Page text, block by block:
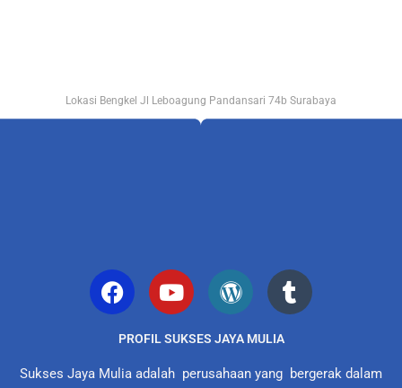
Lokasi Bengkel Jl Leboagung Pandansari 74b Surabaya
PROFIL SUKSES JAYA MULIA
Sukses Jaya Mulia adalah perusahaan yang bergerak dalam